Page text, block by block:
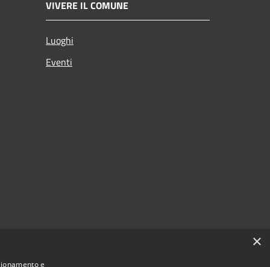
VIVERE IL COMUNE
Luoghi
Eventi
×
e